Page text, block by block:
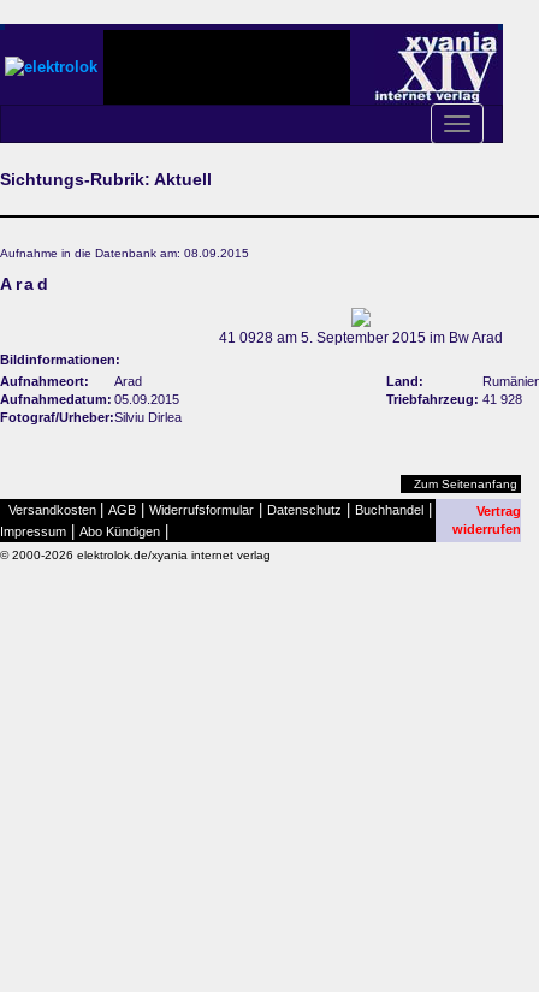
Toggle
navigation
Sichtungs-Rubrik: Aktuell
Aufnahme in die Datenbank am: 08.09.2015
Arad
41 0928 am 5. September 2015 im Bw Arad
Bildinformationen:
Aufnahmeort:
Arad Land:
Aufnahmedatum: 05.09.2015 Triebfahrzeug: 41 928
Fotograf/Urheber:Silviu Dirlea
Zum Seitenanfang
Versandkosten AGB Widerrufsformular Datenschutz Buchhandel
Impressum Abo Kündigen
Vertrag
widerrufen
© 2000-2026 elektrolok.de/xyania internet verlag